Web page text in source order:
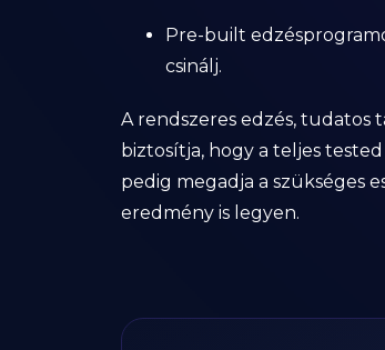
Pre-built
csinálj.
A rendszeres edzés, tudatos
biztosítja, hogy a teljes tested
pedig megadja a szükséges
eredmény is legyen.